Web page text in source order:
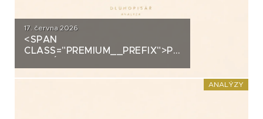
17. června 2026
<SPAN
CLASS="PREMIUM__PREFIX">PREMIUM</
ANALÝZY